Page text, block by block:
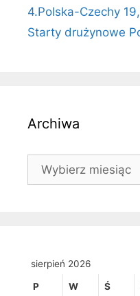
4.Polska-Czechy
Starty drużynowe
Archiwa
Archiwa
sierpień 2026
P W Ś